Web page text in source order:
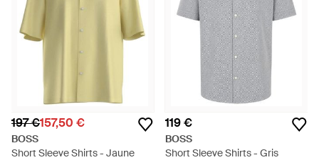
197 €157,50 €
BOSS
Short Sleeve Shirts - Jaune
119 €
BOSS
Short Sleeve Shirts - Gris